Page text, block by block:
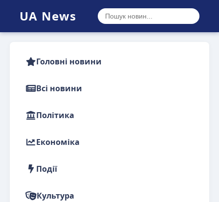
UA News
Головні новини
Всі новини
Політика
Економіка
Події
Культура